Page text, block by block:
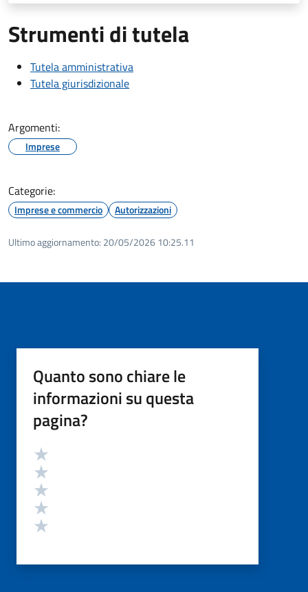
Strumenti di tutela
Tutela amministrativa
Tutela giurisdizionale
Argomenti:
Imprese
Categorie:
Imprese e commercio Autorizzazioni
Ultimo aggiornamento: 20/05/2026 10:25.11
Quanto sono chiare le
informazioni su questa
pagina?
Valutazione